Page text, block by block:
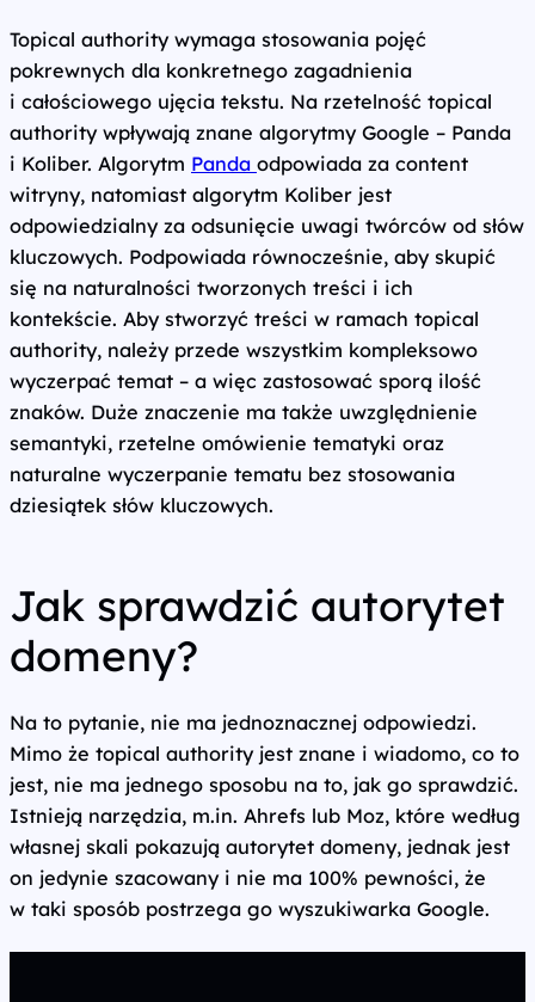
Topical authority wymaga stosowania pojęć
pokrewnych dla konkretnego zagadnienia
i całościowego ujęcia tekstu. Na rzetelność topical
authority wpływają znane algorytmy Google – Panda
i Koliber. Algorytm Panda odpowiada za content
witryny, natomiast algorytm Koliber jest
odpowiedzialny za odsunięcie uwagi twórców od słów
kluczowych. Podpowiada równocześnie, aby skupić
się na naturalności tworzonych treści i ich
kontekście. Aby stworzyć treści w ramach topical
authority, należy przede wszystkim kompleksowo
wyczerpać temat – a więc zastosować sporą ilość
znaków. Duże znaczenie ma także uwzględnienie
semantyki, rzetelne omówienie tematyki oraz
naturalne wyczerpanie tematu bez stosowania
dziesiątek słów kluczowych.
Jak sprawdzić autorytet
domeny?
Na to pytanie, nie ma jednoznacznej odpowiedzi.
Mimo że topical authority jest znane i wiadomo, co to
jest, nie ma jednego sposobu na to, jak go sprawdzić.
Istnieją narzędzia, m.in. Ahrefs lub Moz, które według
własnej skali pokazują autorytet domeny, jednak jest
on jedynie szacowany i nie ma 100% pewności, że
w taki sposób postrzega go wyszukiwarka Google.